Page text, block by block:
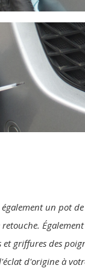
un pot
griffures des
d'origine à